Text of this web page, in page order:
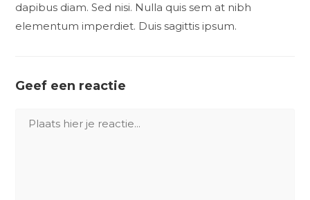
dapibus diam. Sed nisi. Nulla quis sem at nibh
elementum imperdiet. Duis sagittis ipsum.
Geef een reactie